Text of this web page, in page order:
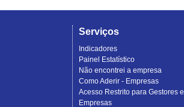
Serviços
Indicadores
Painel Estatístico
Não encontrei a empresa
Como Aderir - Empresas
Acesso Restrito para Gestores e
Empresas